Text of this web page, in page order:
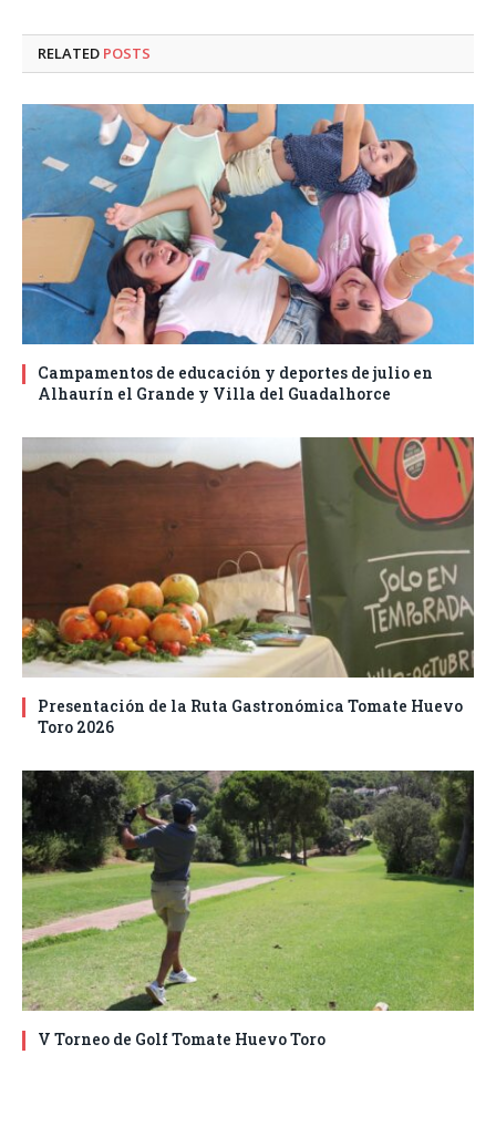
RELATED POSTS
Campamentos de educación y deportes de julio en
Alhaurín el Grande y Villa del Guadalhorce
Presentación de la Ruta Gastronómica Tomate Huevo
Toro 2026
V Torneo de Golf Tomate Huevo Toro